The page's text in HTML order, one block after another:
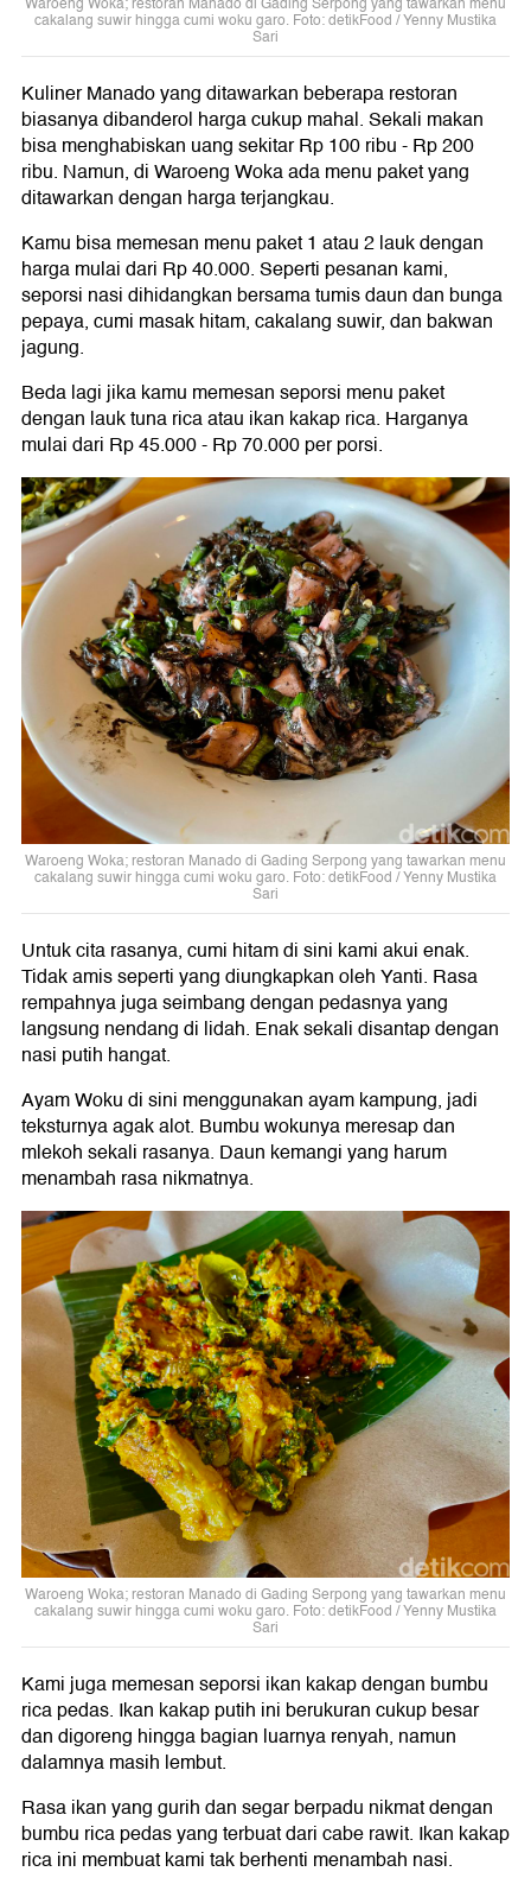
cakalang suwir hingga cumi woku garo. Foto: detikFood / Yenny Mustika
Sari
Kuliner Manado yang ditawarkan beberapa restoran
biasanya dibanderol harga cukup mahal. Sekali makan
bisa menghabiskan uang sekitar Rp 100 ribu - Rp 200
ribu. Namun, di Waroeng Woka ada menu paket yang
ditawarkan dengan harga terjangkau.
Kamu bisa memesan menu paket 1 atau 2 lauk dengan
harga mulai dari Rp 40.000. Seperti pesanan kami,
seporsi nasi dihidangkan bersama tumis daun dan bunga
pepaya, cumi masak hitam, cakalang suwir, dan bakwan
jagung.
Beda lagi jika kamu memesan seporsi menu paket
dengan lauk tuna rica atau ikan kakap rica. Harganya
mulai dari Rp 45.000 - Rp 70.000 per porsi.
Waroeng Woka; restoran Manado di Gading Serpong yang tawarkan menu
cakalang suwir hingga cumi woku garo. Foto: detikFood / Yenny Mustika
Sari
Untuk cita rasanya, cumi hitam di sini kami akui enak.
Tidak amis seperti yang diungkapkan oleh Yanti. Rasa
rempahnya juga seimbang dengan pedasnya yang
langsung nendang di lidah. Enak sekali disantap dengan
nasi putih hangat.
Ayam Woku di sini menggunakan ayam kampung, jadi
teksturnya agak alot. Bumbu wokunya meresap dan
mlekoh sekali rasanya. Daun kemangi yang harum
menambah rasa nikmatnya.
Waroeng Woka; restoran Manado di Gading Serpong yang tawarkan menu
cakalang suwir hingga cumi woku garo. Foto: detikFood / Yenny Mustika
Sari
Kami juga memesan seporsi ikan kakap dengan bumbu
rica pedas. Ikan kakap putih ini berukuran cukup besar
dan digoreng hingga bagian luarnya renyah, namun
dalamnya masih lembut.
Rasa ikan yang gurih dan segar berpadu nikmat dengan
bumbu rica pedas yang terbuat dari cabe rawit. Ikan kakap
rica ini membuat kami tak berhenti menambah nasi.